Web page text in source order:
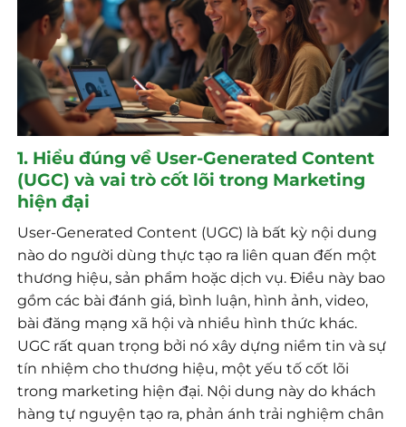
1. Hiểu đúng về User-Generated Content
(UGC) và vai trò cốt lõi trong Marketing
hiện đại
User-Generated Content (UGC) là bất kỳ nội dung
nào do người dùng thực tạo ra liên quan đến một
thương hiệu, sản phẩm hoặc dịch vụ. Điều này bao
gồm các bài đánh giá, bình luận, hình ảnh, video,
bài đăng mạng xã hội và nhiều hình thức khác.
UGC rất quan trọng bởi nó xây dựng niềm tin và sự
tín nhiệm cho thương hiệu, một yếu tố cốt lõi
trong marketing hiện đại. Nội dung này do khách
hàng tự nguyện tạo ra, phản ánh trải nghiệm chân